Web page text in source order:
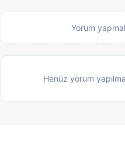
Yorum
Henüz yorum